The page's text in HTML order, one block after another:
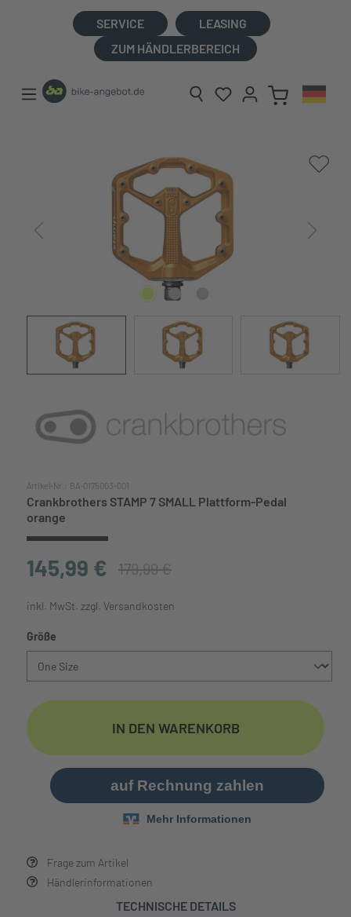
SERVICE
LEASING
ZUM HÄNDLERBEREICH
Bildergalerie überspringen
Artikel-Nr.: BA-0175003-001
Crankbrothers STAMP 7 SMALL Plattform-Pedal
orange
145,99 € 179,99 €
inkl. MwSt. zzgl. Versandkosten
Frage zum Artikel
Händlerinformationen
Größe
IN DEN WARENKORB
TECHNISCHE DETAILS